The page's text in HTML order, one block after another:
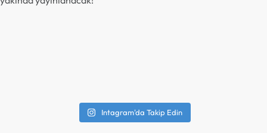
Intagram'da Takip Edin